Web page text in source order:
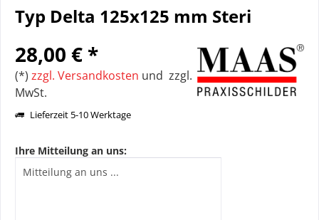
Typ Delta 125x125 mm Steri
28,00 € *
(*) zzgl. Versandkosten und zzgl.
MwSt.
Lieferzeit 5-10 Werktage
Ihre Mitteilung an uns: